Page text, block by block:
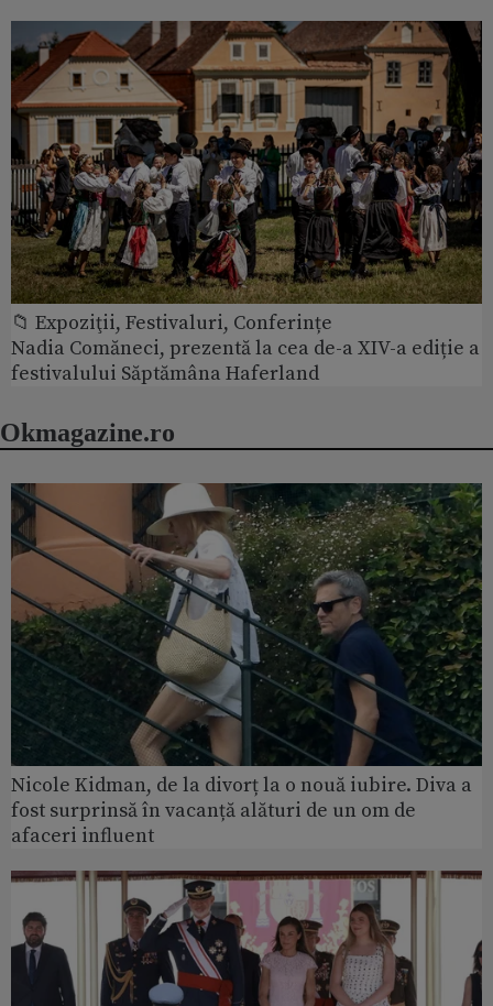
📁 Expoziţii, Festivaluri, Conferințe
Nadia Comăneci, prezentă la cea de-a XIV-a ediție a
festivalului Săptămâna Haferland
Okmagazine.ro
Nicole Kidman, de la divorț la o nouă iubire. Diva a
fost surprinsă în vacanță alături de un om de
afaceri influent